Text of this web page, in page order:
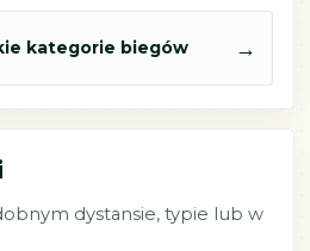
kategorie biegów →
dystansie, typie lub w